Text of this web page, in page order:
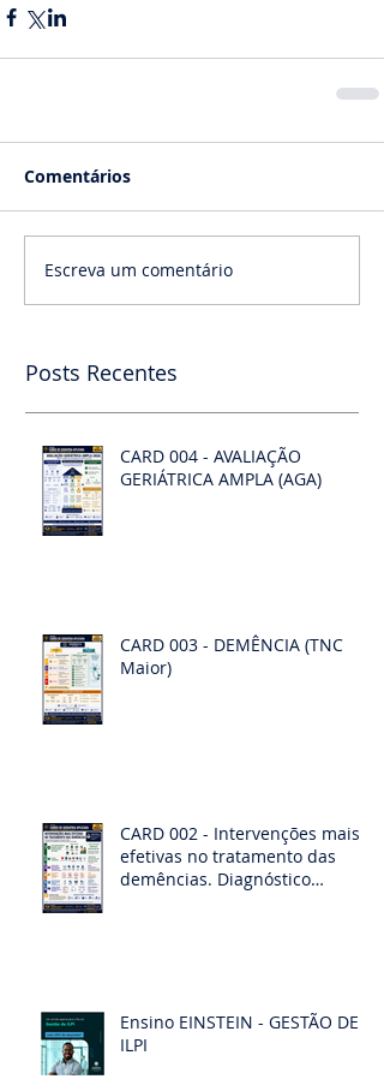
Comentários
Escreva um comentário
Posts Recentes
CARD 004 - AVALIAÇÃO
GERIÁTRICA AMPLA (AGA)
CARD 003 - DEMÊNCIA (TNC
Maior)
CARD 002 - Intervenções mais
efetivas no tratamento das
demências. Diagnóstico
Ensino EINSTEIN - GESTÃO DE
ILPI